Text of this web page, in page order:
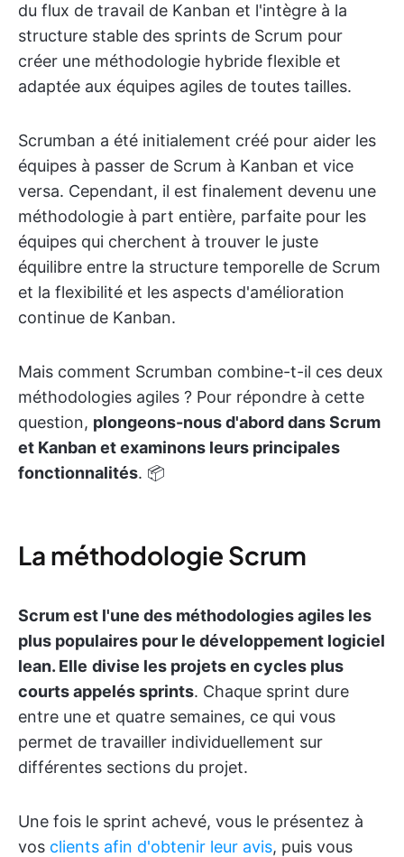
du flux de travail de Kanban et l'intègre à la
structure stable des sprints de Scrum pour
créer une méthodologie hybride flexible et
adaptée aux équipes agiles de toutes tailles.
Scrumban a été initialement créé pour aider les
équipes à passer de Scrum à Kanban et vice
versa. Cependant, il est finalement devenu une
méthodologie à part entière, parfaite pour les
équipes qui cherchent à trouver le juste
équilibre entre la structure temporelle de Scrum
et la flexibilité et les aspects d'amélioration
continue de Kanban.
Mais comment Scrumban combine-t-il ces deux
méthodologies agiles ? Pour répondre à cette
question, plongeons-nous d'abord dans Scrum
et Kanban et examinons leurs principales
fonctionnalités. 📦
La méthodologie Scrum
Scrum est l'une des méthodologies agiles les
plus populaires pour le développement logiciel
lean. Elle divise les projets en cycles plus
courts appelés sprints. Chaque sprint dure
entre une et quatre semaines, ce qui vous
permet de travailler individuellement sur
différentes sections du projet.
Une fois le sprint achevé, vous le présentez à
vos clients afin d'obtenir leur avis, puis vous